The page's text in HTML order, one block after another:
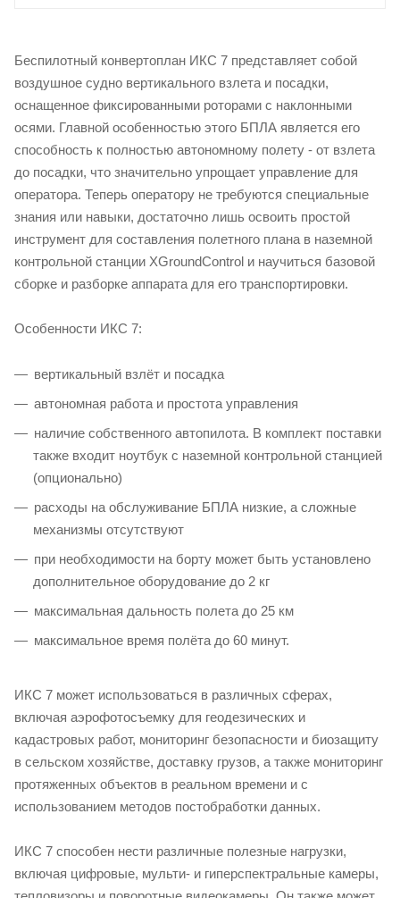
Беспилотный конвертоплан ИКС 7 представляет собой
воздушное судно вертикального взлета и посадки,
оснащенное фиксированными роторами с наклонными
осями. Главной особенностью этого БПЛА является его
способность к полностью автономному полету - от взлета
до посадки, что значительно упрощает управление для
оператора. Теперь оператору не требуются специальные
знания или навыки, достаточно лишь освоить простой
инструмент для составления полетного плана в наземной
контрольной станции XGroundControl и научиться базовой
сборке и разборке аппарата для его транспортировки.
Особенности ИКС 7:
вертикальный взлёт и посадка
автономная работа и простота управления
наличие собственного автопилота. В комплект поставки
также входит ноутбук с наземной контрольной станцией
(опционально)
расходы на обслуживание БПЛА низкие, а сложные
механизмы отсутствуют
при необходимости на борту может быть установлено
дополнительное оборудование до 2 кг
максимальная дальность полета до 25 км
максимальное время полёта до 60 минут.
ИКС 7 может использоваться в различных сферах,
включая аэрофотосъемку для геодезических и
кадастровых работ, мониторинг безопасности и биозащиту
в сельском хозяйстве, доставку грузов, а также мониторинг
протяженных объектов в реальном времени и с
использованием методов постобработки данных.
ИКС 7 способен нести различные полезные нагрузки,
включая цифровые, мульти- и гиперспектральные камеры,